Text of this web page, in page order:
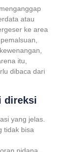
atau
ke area
itu,
dibaca dari
direksi
yang jelas.
tidak bisa